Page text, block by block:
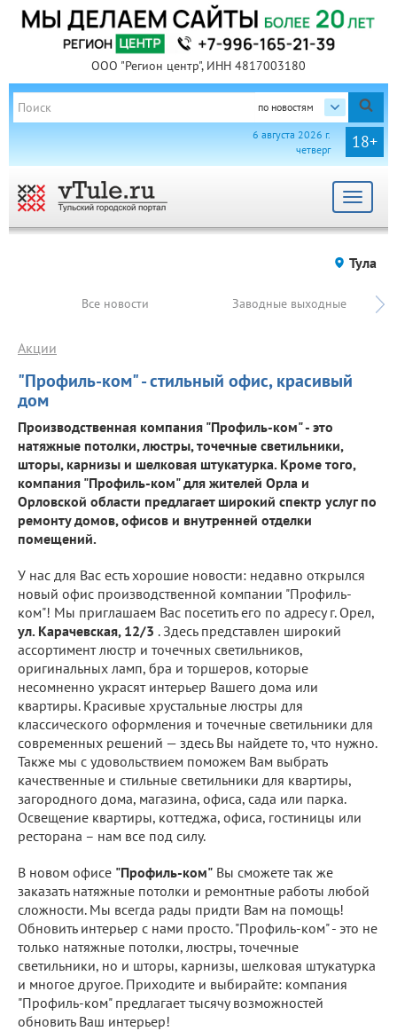
ООО "Регион центр", ИНН 4817003180
по новостям
18+
6 августа 2026 г.
четверг
Toggle
Тула
Все новости Заводные выходные
"Профиль-ком" - стильный офис, красивый
дом
Акции
Производственная компания "Профиль-ком" - это
натяжные потолки, люстры, точечные светильники,
шторы, карнизы и шелковая штукатурка. Кроме того,
компания "Профиль-ком" для жителей Орла и
Орловской области предлагает широкий спектр услуг по
ремонту домов, офисов и внутренней отделки
помещений.
У нас для Вас есть хорошие новости: недавно открылся
новый офис производственной компании "Профиль-
ком"! Мы приглашаем Вас посетить его по адресу г. Орел,
ул. Карачевская, 12/3 . Здесь представлен широкий
ассортимент люстр и точечных светильников,
оригинальных ламп, бра и торшеров, которые
несомненно украсят интерьер Вашего дома или
квартиры. Красивые хрустальные люстры для
классического оформления и точечные светильники для
современных решений — здесь Вы найдете то, что нужно.
Также мы с удовольствием поможем Вам выбрать
качественные и стильные светильники для квартиры,
загородного дома, магазина, офиса, сада или парка.
Освещение квартиры, коттеджа, офиса, гостиницы или
ресторана – нам все под силу.
В новом офисе "Профиль-ком" Вы сможете так же
заказать натяжные потолки и ремонтные работы любой
сложности. Мы всегда рады придти Вам на помощь!
Обновить интерьер с нами просто. "Профиль-ком" - это не
только натяжные потолки, люстры, точечные
светильники, но и шторы, карнизы, шелковая штукатурка
и многое другое. Приходите и выбирайте: компания
"Профиль-ком" предлагает тысячу возможностей
обновить Ваш интерьер!